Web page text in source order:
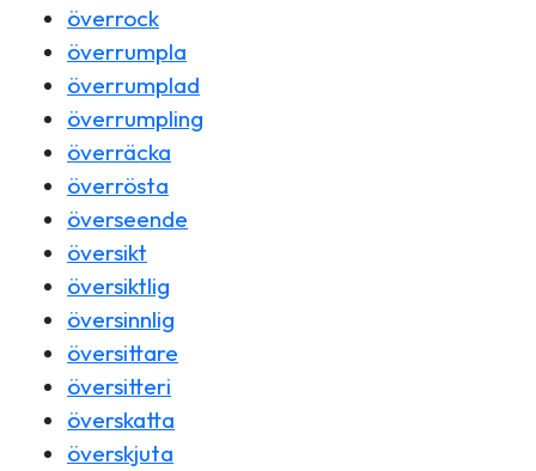
överrock
överrumpla
överrumplad
överrumpling
överräcka
överrösta
överseende
översikt
översiktlig
översinnlig
översittare
översitteri
överskatta
överskjuta